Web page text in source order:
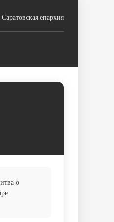
Саратовская епархия
о